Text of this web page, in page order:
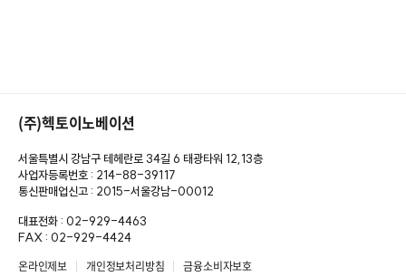
(주)헥토이노베이션
서울특별시 강남구 테헤란로 34길 6 태광타워 12,13층
사업자등록번호 : 214-88-39117
통신판매업신고 : 2015-서울강남-00012
대표전화 : 02-929-4463
FAX : 02-929-4424
온라인제보 개인정보처리방침 금융소비자보호